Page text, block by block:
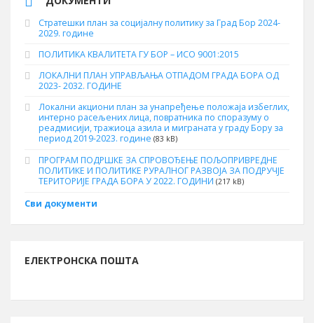
Стратешки план за социјалну политику за Град Бор 2024-
2029. године
ПОЛИТИКА КВАЛИТЕТА ГУ БОР – ИСО 9001:2015
ЛОКАЛНИ ПЛАН УПРАВЉАЊА ОТПАДОМ ГРАДА БОРА ОД
2023- 2032. ГОДИНЕ
Локални акциони план за унапређење положаја избеглих,
интерно расељених лица, повратника по споразуму о
реадмисији, тражиоца азила и миграната у граду Бору за
период 2019-2023. године (83 kB)
ПРОГРАМ ПОДРШКЕ ЗА СПРОВОЂЕЊЕ ПОЉОПРИВРЕДНЕ
ПОЛИТИКЕ И ПОЛИТИКЕ РУРАЛНОГ РАЗВОЈА ЗА ПОДРУЧЈЕ
ТЕРИТОРИЈЕ ГРАДА БОРА У 2022. ГОДИНИ (217 kB)
Сви документи
ЕЛЕКТРОНСКА ПОШТА